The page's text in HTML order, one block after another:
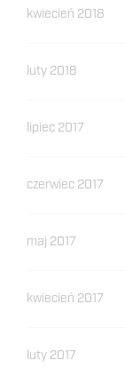
kwiecień 2018
luty 2018
lipiec 2017
czerwiec 2017
maj 2017
kwiecień 2017
luty 2017